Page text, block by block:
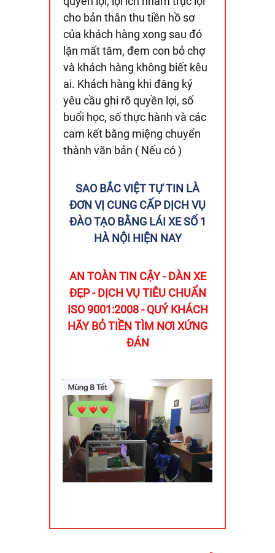
cho bản thân thu tiền hồ sơ
của khách hàng xong sau đó
lặn mất tăm, đem con bỏ chợ
và khách hàng không biết kêu
ai.​ Khách hàng khi đăng ký
yêu cầu ghi rõ quyền lợi, số
buổi học, số thực hành và các
cam kết bằng miệng chuyển
thành văn bản ( Nếu có )
SAO BẮC VIỆT TỰ TIN LÀ
ĐƠN VỊ CUNG CẤP DỊCH VỤ
ĐÀO TẠO BẰNG LÁI XE SỐ 1
HÀ NỘI HIỆN NAY
AN TOÀN TIN CẬY - DÀN XE
ĐẸP - DỊCH VỤ TIÊU CHUẨN
ISO 9001:2008 - QUÝ KHÁCH
HÃY BỎ TIỀN TÌM NƠI XỨNG
ĐÁN​